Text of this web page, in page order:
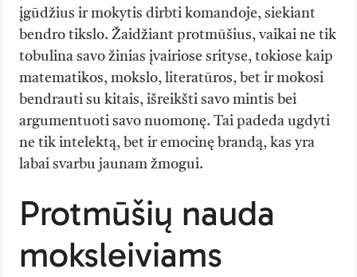
įgūdžius ir mokytis dirbti komandoje, siekiant
bendro tikslo. Žaidžiant protmūšius, vaikai ne tik
tobulina savo žinias įvairiose srityse, tokiose kaip
matematikos, mokslo, literatūros, bet ir mokosi
bendrauti su kitais, išreikšti savo mintis bei
argumentuoti savo nuomonę. Tai padeda ugdyti
ne tik intelektą, bet ir emocinę brandą, kas yra
labai svarbu jaunam žmogui.
Protmūšių nauda
moksleiviams